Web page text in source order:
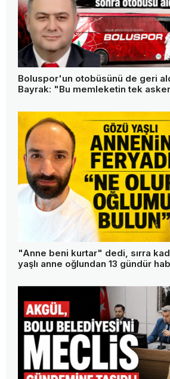
Boluspor'un otobüsünü de geri
Bayrak: "Bu memleketin tek
"Anne beni kurtar" dedi, sırra
yaşlı anne oğlundan 13 gündür